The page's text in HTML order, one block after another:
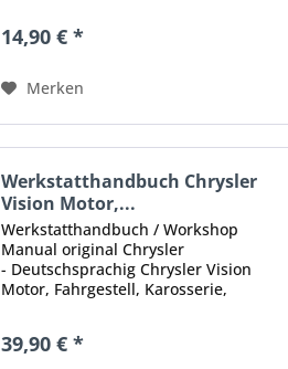
leichten Gebrauchsspuren...
14,90 € *
Merken
Werkstatthandbuch Chrysler
Vision Motor,...
Werkstatthandbuch / Workshop
Manual original Chrysler
- Deutschsprachig Chrysler Vision
Motor, Fahrgestell, Karosserie,
Inspektion, Reparaturen an Motor,
39,90 € *